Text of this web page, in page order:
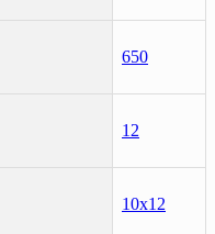
650
12
10х12